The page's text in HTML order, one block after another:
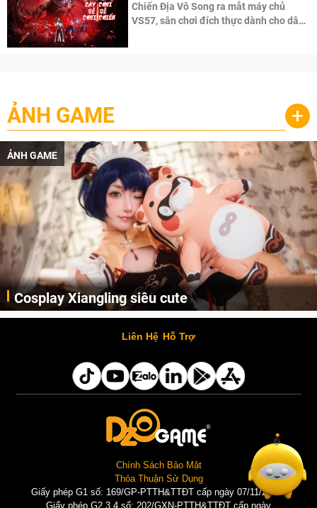
Chiến Địa Vô Song ra mắt máy chủ
VS57, sân chơi đích thực dành cho dân
ẢNH GAME +
ẢNH GAME
Cosplay Xiangling siêu cute
Cùng thưởng thức những hình ảnh cosplay Xiangling trong Genshin Impact siêu dễ thương của người dùng Weibo "阿包也是兔娘"
Liên Hệ Hỗ Trợ
Chính Sách Bảo Mật
Thỏa Thuận Sử Dụng
Giấy phép G1 số: 169/GP-PTTH&TTĐT cấp ngày 07/11/2025 |
Giấy phép G2,3,4 số: 202/GXN-PTTH&TTĐT cấp ngày